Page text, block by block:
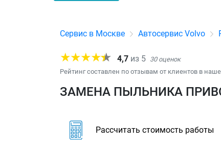
Сервис в Москве Автосервис Volvo
4,7 из 5 30оценок
Рейтинг составлен по отзывам от клиентов в
ЗАМЕНА ПЫЛЬНИКА
Рассчитать стоимость работы